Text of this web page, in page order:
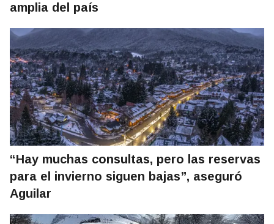
amplia del país
“Hay muchas consultas, pero las reservas
para el invierno siguen bajas”, aseguró
Aguilar